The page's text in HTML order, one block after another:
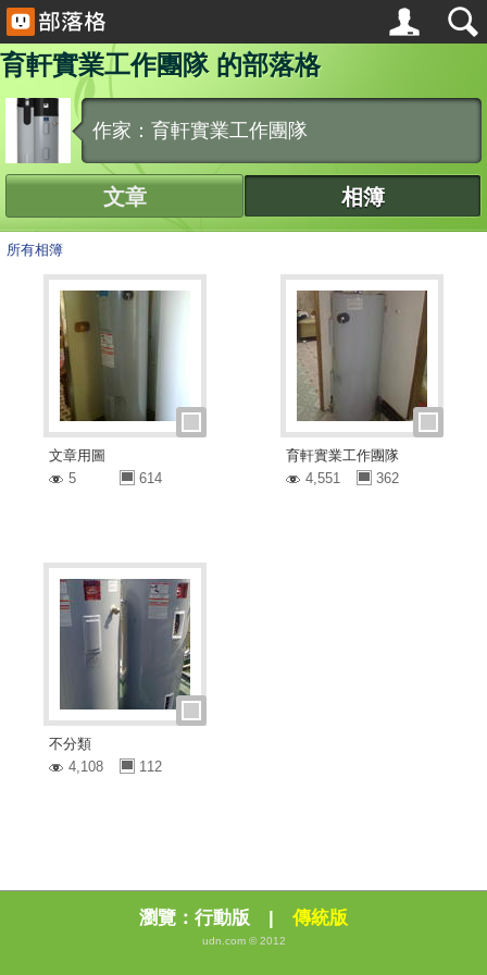
育軒實業工作團隊 的部落格
作家：育軒實業工作團隊
文章 相簿
所有相簿
文章用圖
5
614
育軒實業工作團隊
4,551
362
不分類
4,108
112
瀏覽： 行動版 | 傳統版
udn.com © 2012